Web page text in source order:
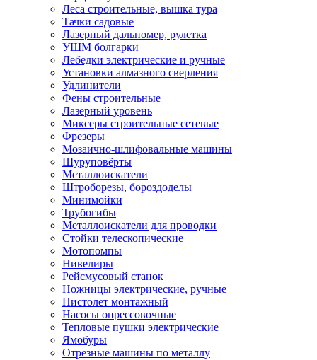
Леса строительные, вышка тура
Тачки садовые
Лазерный дальномер, рулетка
УШМ болгарки
Лебедки электрические и ручные
Установки алмазного сверления
Удлинители
Фены строительные
Лазерный уровень
Миксеры строительные сетевые
Фрезеры
Мозаично-шлифовальные машины
Шуруповёрты
Металлоискатели
Штроборезы, бороздоделы
Минимойки
Трубогибы
Металлоискатели для проводки
Стойки телескопические
Мотопомпы
Нивелиры
Рейсмусовый станок
Ножницы электрические, ручные
Пистолет монтажный
Насосы опрессовочные
Тепловые пушки электрические
Ямобуры
Отрезные машины по металлу